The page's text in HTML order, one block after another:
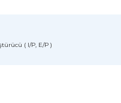
( I/P, E/P )